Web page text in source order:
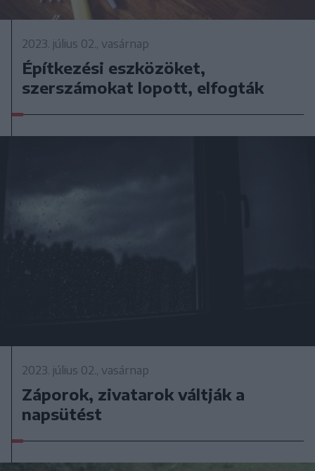
2023. július 02., vasárnap
Építkezési eszközöket,
szerszámokat lopott, elfogták
2023. július 02., vasárnap
Záporok, zivatarok váltják a
napsütést